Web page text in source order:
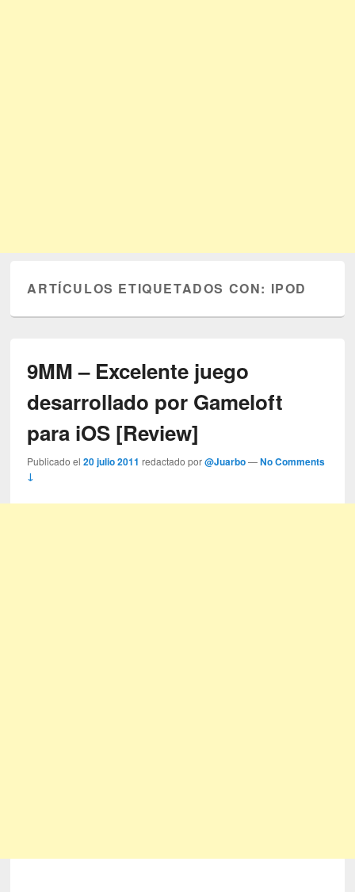
ARTÍCULOS ETIQUETADOS CON: IPOD
9MM – Excelente juego
desarrollado por Gameloft
para iOS [Review]
Publicado el20 julio 2011 redactado por@Juarbo —No Comments
↓